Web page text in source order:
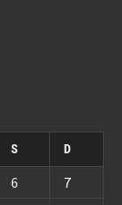
S D
6
7